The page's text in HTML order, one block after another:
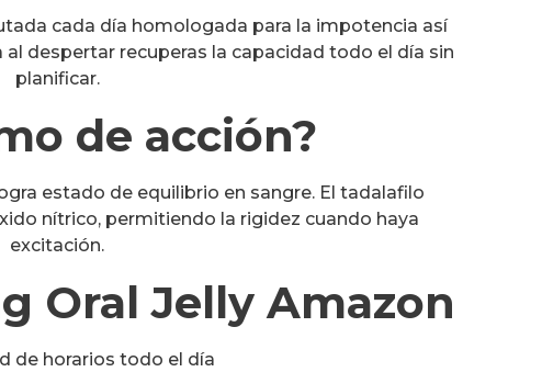
cada día homologada para la impotencia así
despertar recuperas la capacidad todo el día sin
planificar.
de acción?
estado de equilibrio en sangre. El tadalafilo
nítrico, permitiendo la rigidez cuando haya
excitación.
Oral Jelly Amazon
de horarios todo el día